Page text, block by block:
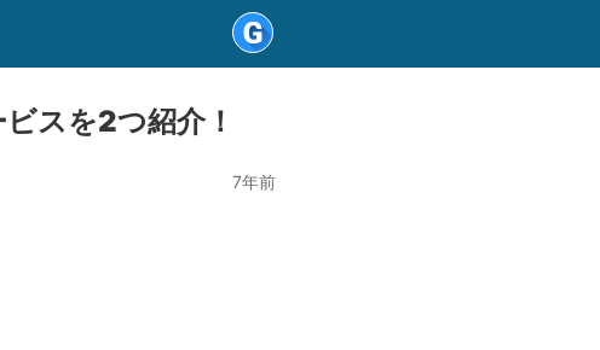
スを2つ紹介！
7年前